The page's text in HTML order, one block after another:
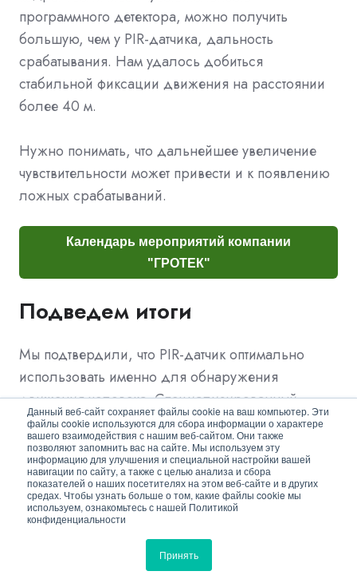
Данный веб-сайт сохраняет файлы cookie на ваш компьютер. Эти
файлы cookie используются для сбора информации о характере
вашего взаимодействия с нашим веб-сайтом. Они также
позволяют запомнить вас на сайте. Мы используем эту
информацию для улучшения и специальной настройки вашей
навигации по сайту, а также с целью анализа и сбора
показателей о наших посетителях на этом веб-сайте и в других
средах. Чтобы узнать больше о том, какие файлы cookie мы
используем, ознакомьтесь с нашей Политикой
конфиденциальности
Принять
программного детектора, можно получить
большую, чем у PIR-датчика, дальность
срабатывания. Нам удалось добиться
стабильной фиксации движения на расстоянии
более 40 м.
Нужно понимать, что дальнейшее увеличение
чувствительности может привести и к появлению
ложных срабатываний.
Календарь мероприятий компании
"ГРОТЕК"
Подведем итоги
Мы подтвердили, что PIR-датчик оптимально
использовать именно для обнаружения
движения человека. Специализированный
датчик
максимально точно реагирует на перемещение
теплого объекта вплоть до пороговой дальности
обнаружения. Эта дальность сравнима с
размерами небольших помещений. Движение
же холодного объекта полностью игнорируется.
Программный датчик фиксирует движение